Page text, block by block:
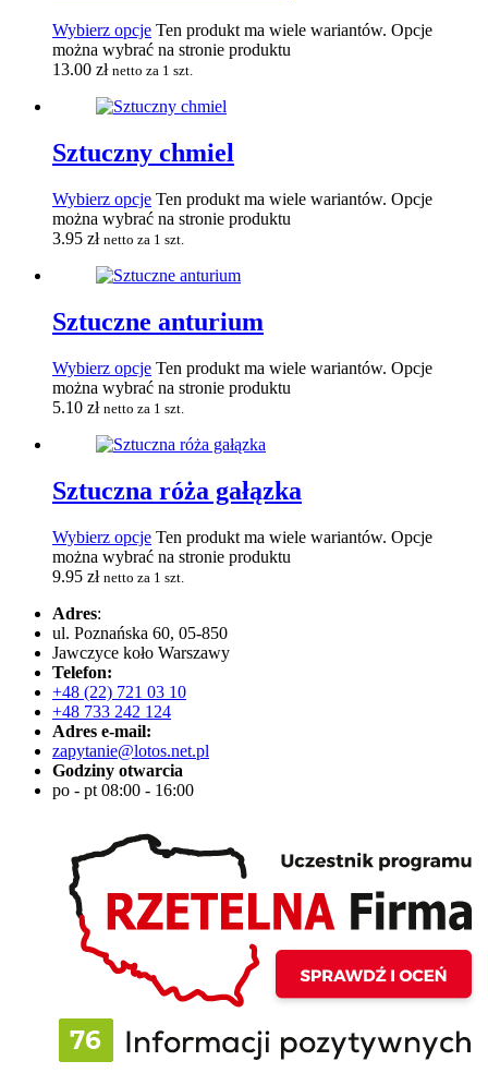
Wybierz opcje Ten produkt ma wiele wariantów. Opcje
można wybrać na stronie produktu
13.00 zł netto za 1 szt.
Sztuczny chmiel
Wybierz opcje Ten produkt ma wiele wariantów. Opcje
można wybrać na stronie produktu
3.95 zł netto za 1 szt.
Sztuczne anturium
Wybierz opcje Ten produkt ma wiele wariantów. Opcje
można wybrać na stronie produktu
5.10 zł netto za 1 szt.
Sztuczna róża gałązka
Wybierz opcje Ten produkt ma wiele wariantów. Opcje
można wybrać na stronie produktu
9.95 zł netto za 1 szt.
Adres:
ul. Poznańska 60, 05-850
Jawczyce koło Warszawy
Telefon:
+48 (22) 721 03 10
+48 733 242 124
Adres e-mail:
zapytanie@lotos.net.pl
Godziny otwarcia
po - pt 08:00 - 16:00